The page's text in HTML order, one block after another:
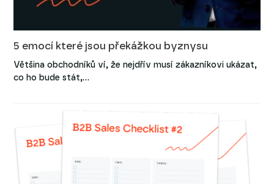
5 emocí které jsou překážkou byznysu
Většina obchodníků ví, že nejdřív musí zákazníkovi ukázat,
co ho bude stát,…